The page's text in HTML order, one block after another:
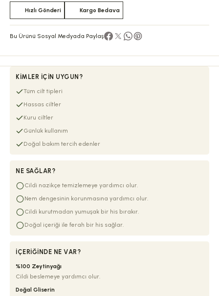
Hızlı Gönderi Kargo Bedava
Bu Ürünü Sosyal Medyada Paylaş
KIMLER İÇIN UYGUN?
Tüm cilt tipleri
Hassas ciltler
Kuru ciltler
Günlük kullanım
Doğal bakım tercih edenler
NE SAĞLAR?
Cildi nazikçe temizlemeye yardımcı olur.
Nem dengesinin korunmasına yardımcı olur.
Cildi kurutmadan yumuşak bir his bırakır.
Doğal içeriği ile ferah bir his sağlar.
İÇERIĞINDE NE VAR?
%100 Zeytinyağı
Cildi beslemeye yardımcı olur.
Doğal Gliserin